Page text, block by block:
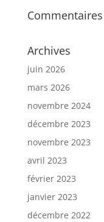
Archives
juin 2026
mars 2026
novembre 2024
décembre 2023
novembre 2023
avril 2023
février 2023
janvier 2023
décembre 2022